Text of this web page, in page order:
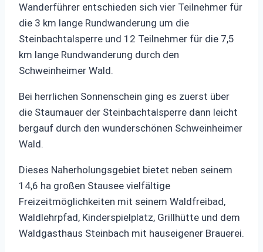
Wanderführer entschieden sich vier Teilnehmer für
die 3 km lange Rundwanderung um die
Steinbachtalsperre und 12 Teilnehmer für die 7,5
km lange Rundwanderung durch den
Schweinheimer Wald.
Bei herrlichen Sonnenschein ging es zuerst über
die Staumauer der Steinbachtalsperre dann leicht
bergauf durch den wunderschönen Schweinheimer
Wald.
Dieses Naherholungsgebiet bietet neben seinem
14,6 ha großen Stausee vielfältige
Freizeitmöglichkeiten mit seinem Waldfreibad,
Waldlehrpfad, Kinderspielplatz, Grillhütte und dem
Waldgasthaus Steinbach mit hauseigener Brauerei.